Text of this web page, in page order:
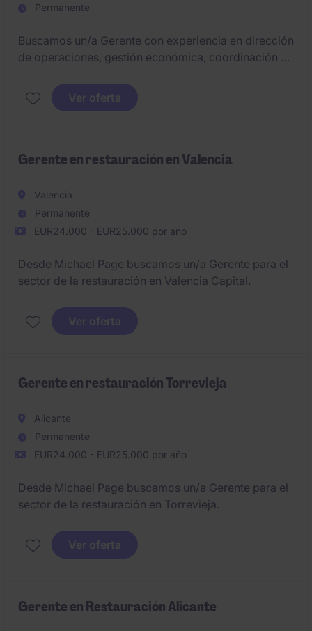
Permanente
Buscamos un/a Gerente con experiencia en dirección
de operaciones, gestión económica, coordinación de
objetivo de garantizar el funcionamiento eficiente de
una entidad vinculada al sector social con base en A
Ver oferta
Gerente en restauración en Valencia
Valencia
Permanente
EUR24.000 - EUR25.000 por año
Desde Michael Page buscamos un/a Gerente para el
sector de la restauración en Valencia Capital.
Ver oferta
Gerente en restauración Torrevieja
Alicante
Permanente
EUR24.000 - EUR25.000 por año
Desde Michael Page buscamos un/a Gerente para el
sector de la restauración en Torrevieja.
Ver oferta
Gerente en Restauración Alicante